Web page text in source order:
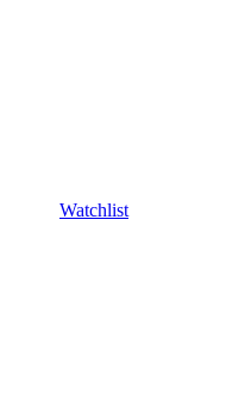
Watchlist